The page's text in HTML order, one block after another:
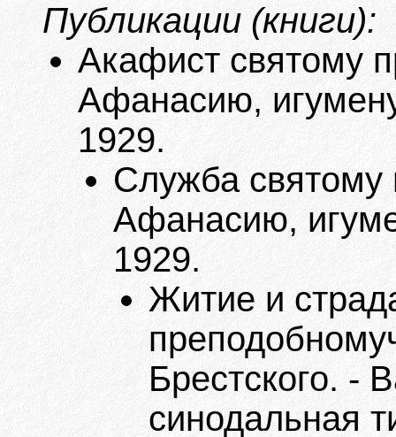
Публикации (книги):
Акафист святому
Афанасию,
1929.
Служба святому
Афанасию,
1929.
Житие и
Брестского. -
синодальная